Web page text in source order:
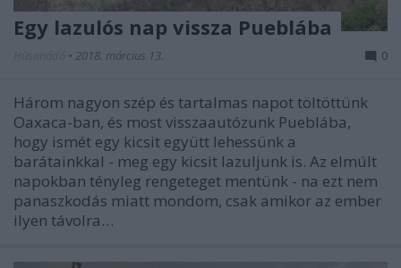
Egy lazulós nap vissza Pueblába
• 2018. március 13. 0
Három nagyon szép és tartalmas napot töltöttünk
Oaxaca-ban, és most visszaautózunk Pueblába,
hogy ismét egy kicsit együtt lehessünk a
barátainkkal - meg egy kicsit lazuljunk is. Az elmúlt
napokban tényleg rengeteget mentünk - na ezt nem
panaszkodás miatt mondom, csak amikor az ember
ilyen távolra…